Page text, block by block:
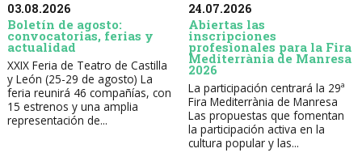
03.08.2026
Boletín de agosto:
convocatorias, ferias y
actualidad
XXIX Feria de Teatro de Castilla
y León (25-29 de agosto) La
feria reunirá 46 compañías, con
15 estrenos y una amplia
representación de...
24.07.2026
Abiertas las
inscripciones
profesionales para la Fira
Mediterrània de Manresa
2026
La participación centrará la 29ª
Fira Mediterrània de Manresa
Las propuestas que fomentan
la participación activa en la
cultura popular y las...